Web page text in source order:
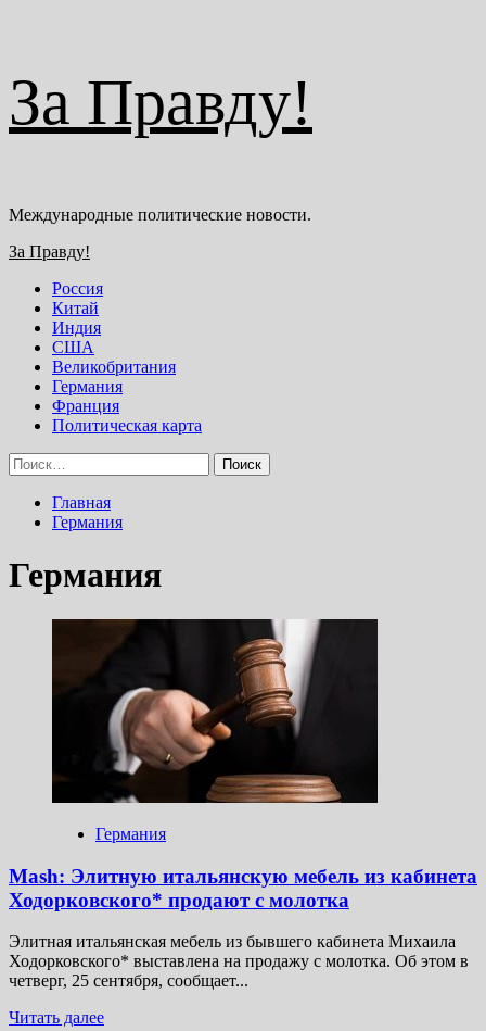
к
содержимому
За Правду!
Международные политические новости.
Основное
За Правду!
Россия
Китай
Индия
США
Великобритания
Германия
Франция
Политическая карта
Найти:
Главная
Германия
Германия
Германия
Mash: Элитную итальянскую мебель из кабинета
Ходорковского* продают с молотка
Элитная итальянская мебель из бывшего кабинета Михаила
Ходорковского* выставлена на продажу с молотка. Об этом в
четверг, 25 сентября, сообщает...
Читать далееПрочитать